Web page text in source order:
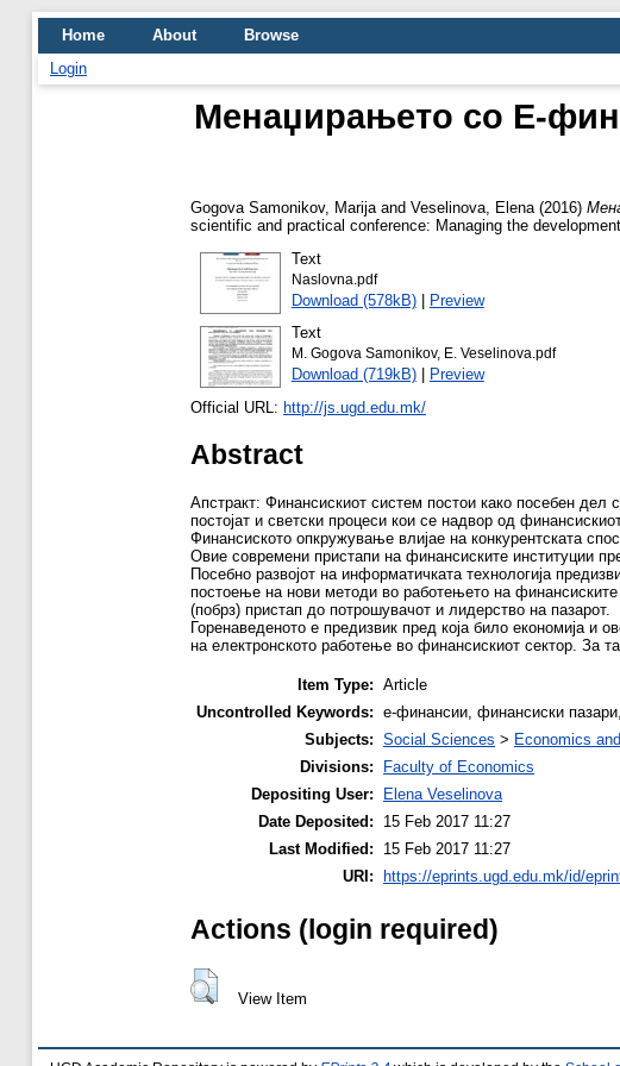
Home About
Browse
Login
Менаџирањето со Е-
Gogova Samonikov, Marija and Veselinova, Elena (2016)
scientific and practical conference: Managing the
Text
Naslovna.pdf
Download (578kB)| Preview
Text
M. Gogova Samonikov, E. Veselinova.pdf
Download (719kB)|
Preview
Official URL: http://js.ugd.edu.mk/
Abstract
Апстракт: Финансискиот систем постои како посебен
постојат и светски процеси кои се надвор од
Финансиското опкружување влијае на конкурентската
Овие современи пристапи на финансиските институции
Посебно развојот на информатичката технологија
постоење на нови методи во работењето на
(побрз) пристап до потрошувачот и лидерство на пазарот.
Горенаведеното е предизвик пред која било економија и
на електронското работење во финансискиот сектор. За
Item Type: Article
Uncontrolled Keywords: е-финансии, финансиски
Subjects: Social Sciences > Economics
Divisions:
Faculty of Economics
Depositing User:
Elena Veselinova
Date Deposited:
15 Feb 2017 11:27
Last Modified:
15 Feb 2017 11:27
URI:
https://eprints.ugd.edu.mk/id/
Actions (login required)
View Item